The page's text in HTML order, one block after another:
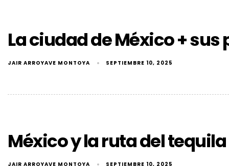
La ciudad de México +
JAIR ARROYAVE MONTOYA SEPTIEMBRE 10, 2025
México y la ruta del tequila
JAIR ARROYAVE MONTOYA SEPTIEMBRE 10, 2025